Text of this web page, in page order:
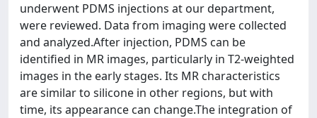
underwent PDMS injections at our department,
were reviewed. Data from imaging were collected
and analyzed.After injection, PDMS can be
identified in MR images, particularly in T2-weighted
images in the early stages. Its MR characteristics
are similar to silicone in other regions, but with
time, its appearance can change.The integration of